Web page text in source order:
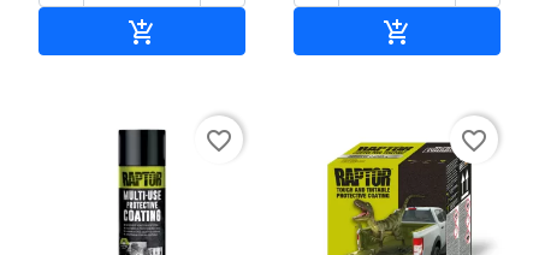
 
favorite_border favorite_border